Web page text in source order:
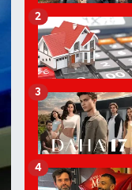
2
3
4